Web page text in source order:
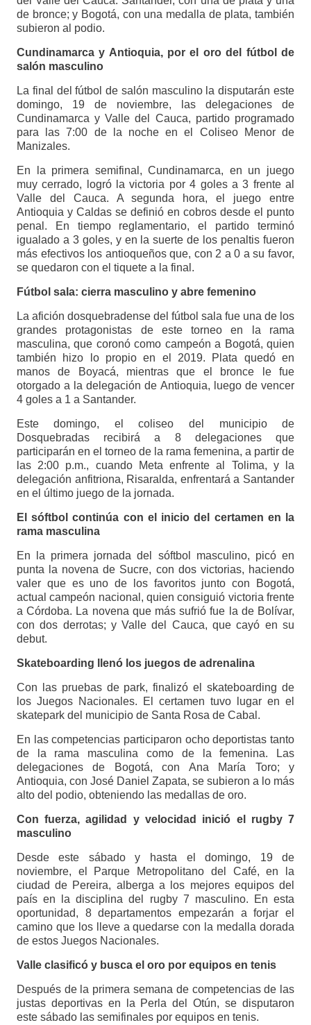
de bronce; y Bogotá, con una medalla de plata, también
subieron al podio.
Cundinamarca y Antioquia, por el oro del fútbol de
salón masculino
La final del fútbol de salón masculino la disputarán este
domingo, 19 de noviembre, las delegaciones de
Cundinamarca y Valle del Cauca, partido programado
para las 7:00 de la noche en el Coliseo Menor de
Manizales.
En la primera semifinal, Cundinamarca, en un juego
muy cerrado, logró la victoria por 4 goles a 3 frente al
Valle del Cauca. A segunda hora, el juego entre
Antioquia y Caldas se definió en cobros desde el punto
penal. En tiempo reglamentario, el partido terminó
igualado a 3 goles, y en la suerte de los penaltis fueron
más efectivos los antioqueños que, con 2 a 0 a su favor,
se quedaron con el tiquete a la final.
Fútbol sala: cierra masculino y abre femenino
La afición dosquebradense del fútbol sala fue una de los
grandes protagonistas de este torneo en la rama
masculina, que coronó como campeón a Bogotá, quien
también hizo lo propio en el 2019. Plata quedó en
manos de Boyacá, mientras que el bronce le fue
otorgado a la delegación de Antioquia, luego de vencer
4 goles a 1 a Santander.
Este domingo, el coliseo del municipio de
Dosquebradas recibirá a 8 delegaciones que
participarán en el torneo de la rama femenina, a partir de
las 2:00 p.m., cuando Meta enfrente al Tolima, y la
delegación anfitriona, Risaralda, enfrentará a Santander
en el último juego de la jornada.
El sóftbol continúa con el inicio del certamen en la
rama masculina
En la primera jornada del sóftbol masculino, picó en
punta la novena de Sucre, con dos victorias, haciendo
valer que es uno de los favoritos junto con Bogotá,
actual campeón nacional, quien consiguió victoria frente
a Córdoba. La novena que más sufrió fue la de Bolívar,
con dos derrotas; y Valle del Cauca, que cayó en su
debut.
Skateboarding llenó los juegos de adrenalina
Con las pruebas de park, finalizó el skateboarding de
los Juegos Nacionales. El certamen tuvo lugar en el
skatepark del municipio de Santa Rosa de Cabal.
En las competencias participaron ocho deportistas tanto
de la rama masculina como de la femenina. Las
delegaciones de Bogotá, con Ana María Toro; y
Antioquia, con José Daniel Zapata, se subieron a lo más
alto del podio, obteniendo las medallas de oro.
Con fuerza, agilidad y velocidad inició el rugby 7
masculino
Desde este sábado y hasta el domingo, 19 de
noviembre, el Parque Metropolitano del Café, en la
ciudad de Pereira, alberga a los mejores equipos del
país en la disciplina del rugby 7 masculino. En esta
oportunidad, 8 departamentos empezarán a forjar el
camino que los lleve a quedarse con la medalla dorada
de estos Juegos Nacionales.
Valle clasificó y busca el oro por equipos en tenis
Después de la primera semana de competencias de las
justas deportivas en la Perla del Otún, se disputaron
este sábado las semifinales por equipos en tenis.